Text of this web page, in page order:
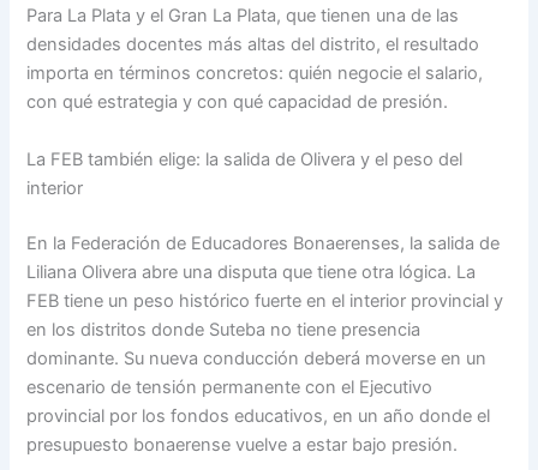
Para La Plata y el Gran La Plata, que tienen una de las
densidades docentes más altas del distrito, el resultado
importa en términos concretos: quién negocie el salario,
con qué estrategia y con qué capacidad de presión.
La FEB también elige: la salida de Olivera y el peso del
interior
En la Federación de Educadores Bonaerenses, la salida de
Liliana Olivera abre una disputa que tiene otra lógica. La
FEB tiene un peso histórico fuerte en el interior provincial y
en los distritos donde Suteba no tiene presencia
dominante. Su nueva conducción deberá moverse en un
escenario de tensión permanente con el Ejecutivo
provincial por los fondos educativos, en un año donde el
presupuesto bonaerense vuelve a estar bajo presión.